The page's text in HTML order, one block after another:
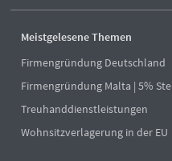
Meistgelesene Themen
Firmengründung Deutschland
Firmengründung Malta | 5%
Treuhanddienstleistungen
Wohnsitzverlagerung in der EU